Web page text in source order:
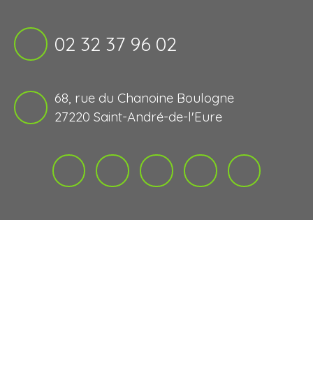
02 32 37 96 02
68, rue du Chanoine Boulogne
27220 Saint-André-de-l'Eure